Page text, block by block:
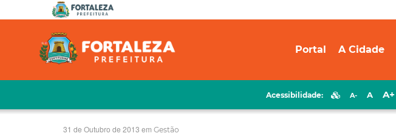
Portal A Cidade
Acessibilidade: A- A A+
31 de Outubro de 2013 em Gestão